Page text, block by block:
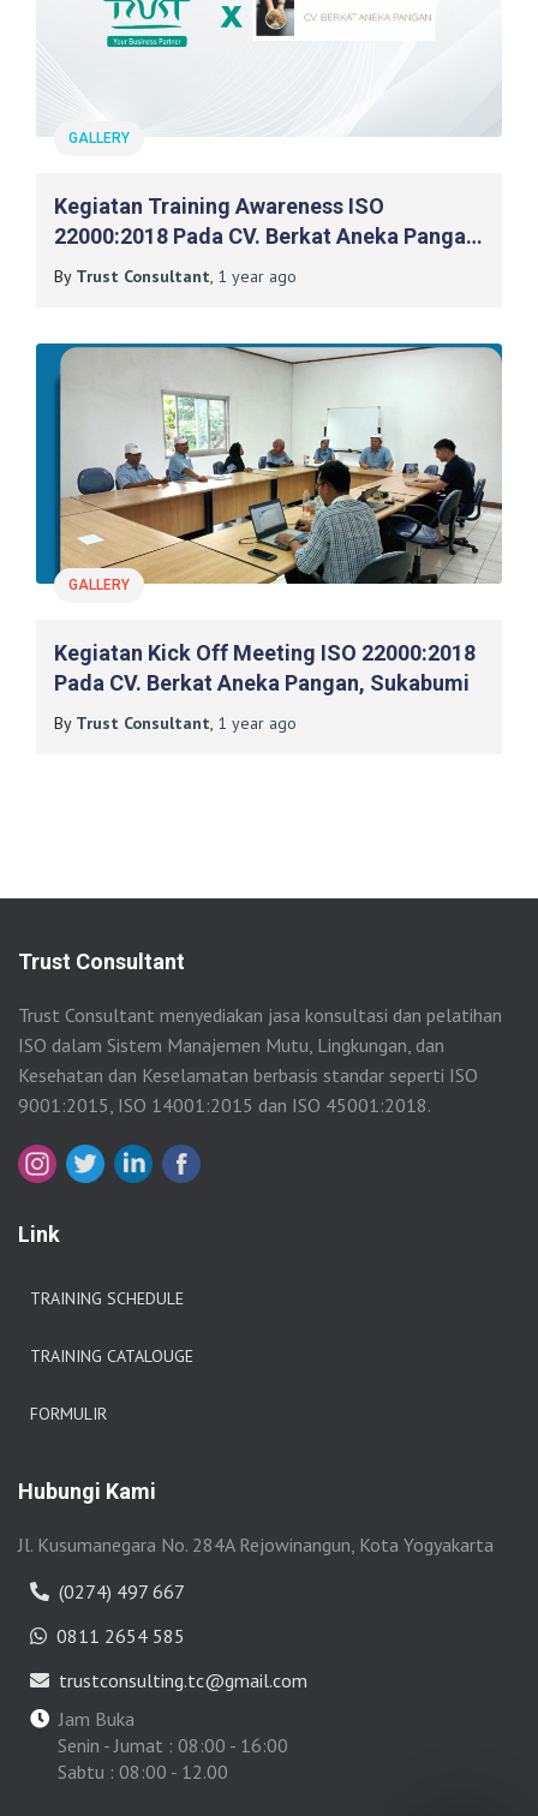
GALLERY
Kegiatan Training Awareness ISO
22000:2018 Pada CV. Berkat Aneka Pangan,
Sukabumi (Day 1)
By Trust Consultant, 1 year ago
GALLERY
Kegiatan Kick Off Meeting ISO 22000:2018
Pada CV. Berkat Aneka Pangan, Sukabumi
By Trust Consultant, 1 year ago
Trust Consultant
Trust Consultant menyediakan jasa konsultasi dan pelatihan
ISO dalam Sistem Manajemen Mutu, Lingkungan, dan
Kesehatan dan Keselamatan berbasis standar seperti ISO
9001:2015, ISO 14001:2015 dan ISO 45001:2018.
Link
TRAINING SCHEDULE
TRAINING CATALOUGE
FORMULIR
Hubungi Kami
Jl. Kusumanegara No. 284A Rejowinangun, Kota Yogyakarta
(0274) 497 667
0811 2654 585
trustconsulting.tc@gmail.com
Jam Buka
Senin - Jumat : 08:00 - 16:00
Sabtu : 08:00 - 12.00